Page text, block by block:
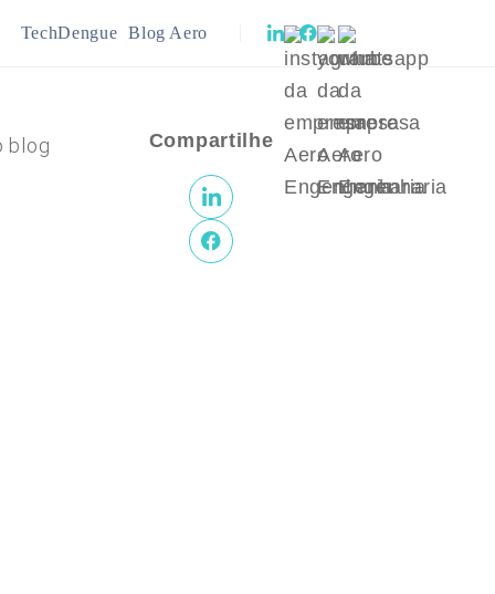
Infraestrutura
TechDengue Blog Aero
blog Compartilhe